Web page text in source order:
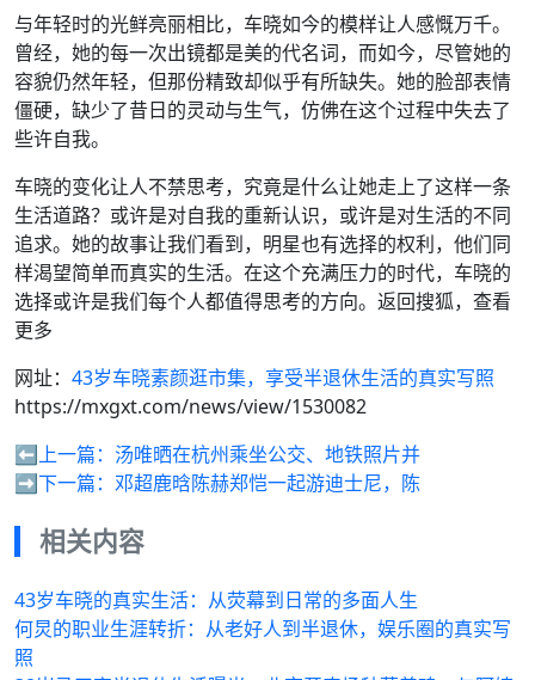
与年轻时的光鲜亮丽相比，车晓如今的模样让人感慨万千。
曾经，她的每一次出镜都是美的代名词，而如今，尽管她的
容貌仍然年轻，但那份精致却似乎有所缺失。她的脸部表情
僵硬，缺少了昔日的灵动与生气，仿佛在这个过程中失去了
些许自我。
车晓的变化让人不禁思考，究竟是什么让她走上了这样一条
生活道路？或许是对自我的重新认识，或许是对生活的不同
追求。她的故事让我们看到，明星也有选择的权利，他们同
样渴望简单而真实的生活。在这个充满压力的时代，车晓的
选择或许是我们每个人都值得思考的方向。返回搜狐，查看
更多
网址： 43岁车晓素颜逛市集，享受半退休生活的真实写照
https://mxgxt.com/news/view/1530082
⬅️上一篇： 汤唯晒在杭州乘坐公交、地铁照片并
➡️下一篇： 邓超鹿晗陈赫郑恺一起游迪士尼，陈
相关内容
43岁车晓的真实生活：从荧幕到日常的多面人生
何炅的职业生涯转折：从老好人到半退休，娱乐圈的真实写
照